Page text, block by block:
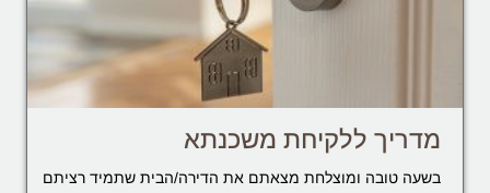
מדריך ללקיחת משכנתא
בשעה טובה ומוצלחת מצאתם את הדירה/הבית שתמיד רציתם